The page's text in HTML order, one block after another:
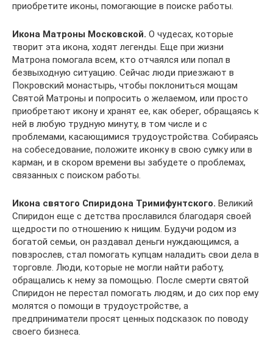
приобретите иконы, помогающие в поиске работы.
Икона Матроны Московской. О чудесах, которые
творит эта икона, ходят легенды. Еще при жизни
Матрона помогала всем, кто отчаялся или попал в
безвыходную ситуацию. Сейчас люди приезжают в
Покровский монастырь, чтобы поклониться мощам
Святой Матроны и попросить о желаемом, или просто
приобретают икону и хранят ее, как оберег, обращаясь к
ней в любую трудную минуту, в том числе и с
проблемами, касающимися трудоустройства. Собираясь
на собеседование, положите иконку в свою сумку или в
карман, и в скором времени вы забудете о проблемах,
связанных с поиском работы.
Икона святого Спиридона Тримифунтского. Великий
Спиридон еще с детства прославился благодаря своей
щедрости по отношению к нищим. Будучи родом из
богатой семьи, он раздавал деньги нуждающимся, а
повзрослев, стал помогать купцам наладить свои дела в
торговле. Люди, которые не могли найти работу,
обращались к нему за помощью. После смерти святой
Спиридон не перестал помогать людям, и до сих пор ему
молятся о помощи в трудоустройстве, а
предприниматели просят ценных подсказок по поводу
своего бизнеса.